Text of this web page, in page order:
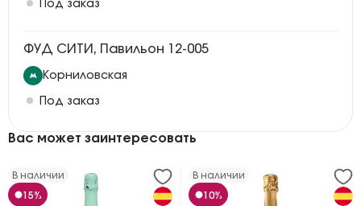
Под заказ
ФУД СИТИ, Павильон 12-005
Корниловская
Под заказ
Вас может заинтересовать
В наличии
15%
В наличии
10%